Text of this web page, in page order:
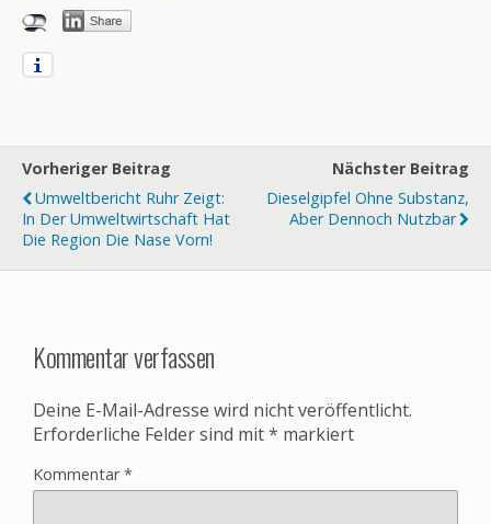
Vorheriger Beitrag
Umweltbericht Ruhr Zeigt:
In Der Umweltwirtschaft Hat
Die Region Die Nase Vorn!
Nächster Beitrag
Dieselgipfel Ohne Substanz,
Aber Dennoch Nutzbar
Kommentar verfassen
Deine E-Mail-Adresse wird nicht veröffentlicht.
Erforderliche Felder sind mit* markiert
Kommentar*